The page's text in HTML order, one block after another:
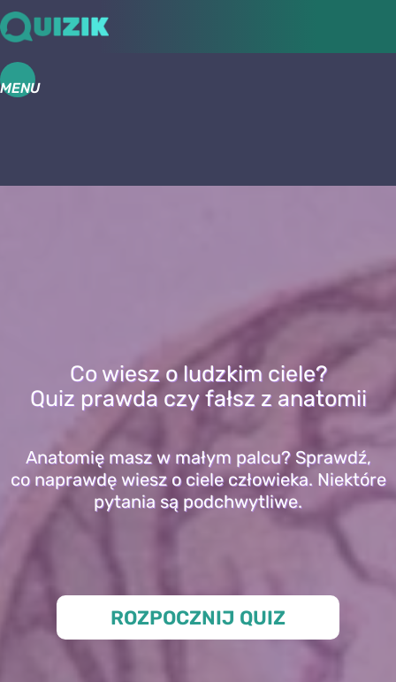
MENU
Co wiesz o ludzkim ciele?
Quiz prawda czy fałsz z anatomii
Anatomię masz w małym palcu? Sprawdź,
co naprawdę wiesz o ciele człowieka. Niektóre
pytania są podchwytliwe.
ROZPOCZNIJ QUIZ